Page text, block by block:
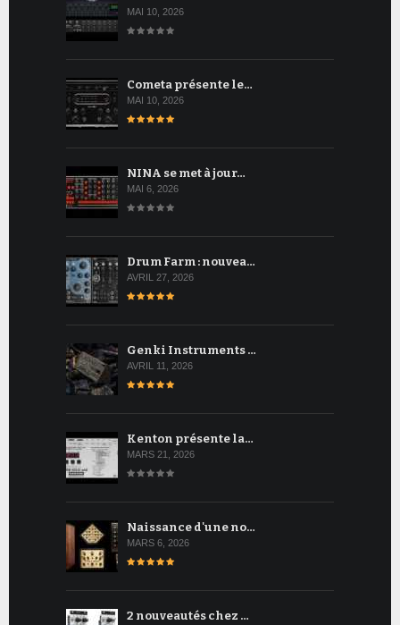
MAI 10, 2026
Cometa présente le…
MAI 10, 2026
NINA se met à jour…
MAI 6, 2026
Drum Farm : nouvea…
AVRIL 27, 2026
Genki Instruments …
AVRIL 11, 2026
Kenton présente la…
MARS 21, 2026
Naissance d'une no…
MARS 6, 2026
2 nouveautés chez …